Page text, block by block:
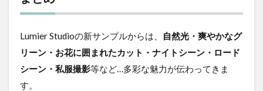
Lumier Studioの新サンプルからは、
自然光・爽やかなグ
リーン・お花に囲まれたカット・ナイトシーン・ロード
シーン・私服撮影等など…多彩な魅力が伝わってきま
す。